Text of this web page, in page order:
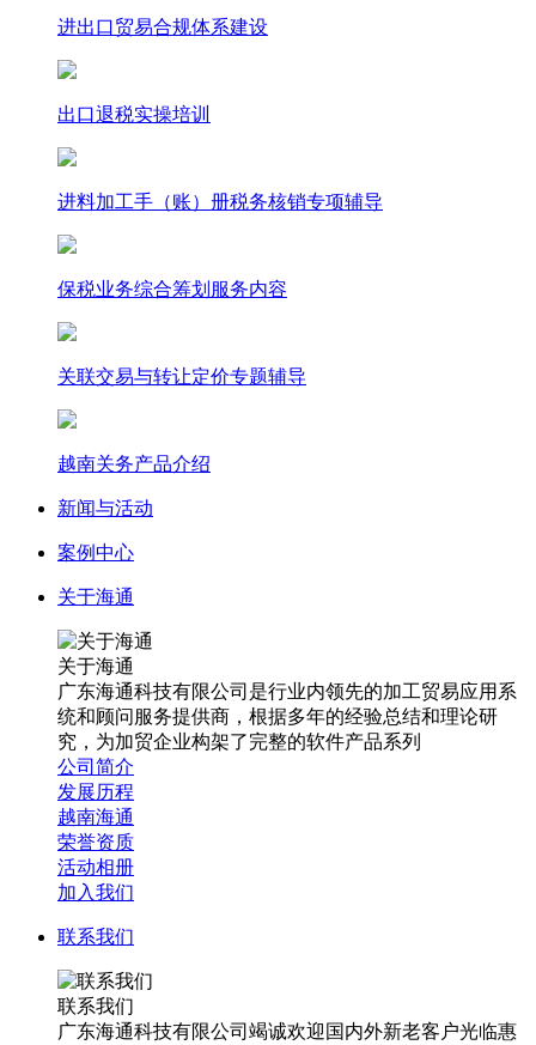
进出口贸易合规体系建设
出口退税实操培训
进料加工手（账）册税务核销专项辅导
保税业务综合筹划服务内容
关联交易与转让定价专题辅导
越南关务产品介绍
新闻与活动
案例中心
关于海通
关于海通
广东海通科技有限公司是行业内领先的加工贸易应用系
统和顾问服务提供商，根据多年的经验总结和理论研
究，为加贸企业构架了完整的软件产品系列
公司简介
发展历程
越南海通
荣誉资质
活动相册
加入我们
联系我们
联系我们
广东海通科技有限公司竭诚欢迎国内外新老客户光临惠